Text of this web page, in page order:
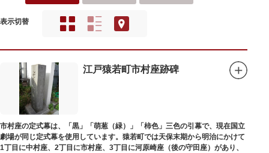
表示切替
江戸猿若町市村座跡碑
市村座の定式幕は、「黒」「萌葱（緑）」「柿色」三色の引幕で、現在国立
劇場が同じ定式幕を使用しています。猿若町では天保末期から明治にかけて
1丁目に中村座、2丁目に市村座、3丁目に河原崎座（後の守田座）があり、